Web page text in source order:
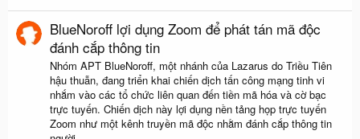
BlueNoroff lợi dụng Zoom để phát tán mã độc
đánh cắp thông tin
Nhóm APT BlueNoroff, một nhánh của Lazarus do Triều Tiên
hậu thuẫn, đang triển khai chiến dịch tấn công mạng tinh vi
nhắm vào các tổ chức liên quan đến tiền mã hóa và cờ bạc
trực tuyến. Chiến dịch này lợi dụng nền tảng họp trực tuyến
Zoom như một kênh truyền mã độc nhằm đánh cắp thông tin